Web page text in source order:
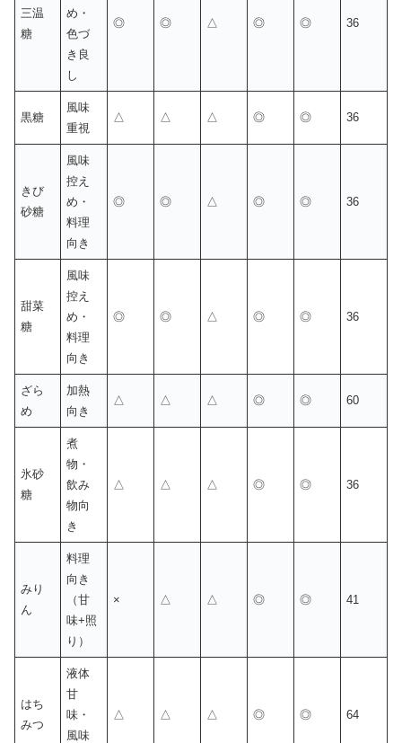
三温
糖
め・
色づ
き良
し
◎ ◎ △ ◎ ◎ 36
黒糖
風味
重視
△ △ △ ◎ ◎ 36
きび
砂糖
風味
控え
め・
料理
向き
◎ ◎ △ ◎ ◎ 36
甜菜
糖
風味
控え
め・
料理
向き
◎ ◎ △ ◎ ◎ 36
ざら
め
加熱
向き
△ △ △ ◎ ◎ 60
氷砂
糖
煮
物・
飲み
物向
き
△ △ △ ◎ ◎ 36
みり
ん
料理
向き
（甘
味+照
り）
× △ △ ◎ ◎ 41
はち
みつ
液体
甘
味・
風味
△ △ △ ◎ ◎ 64